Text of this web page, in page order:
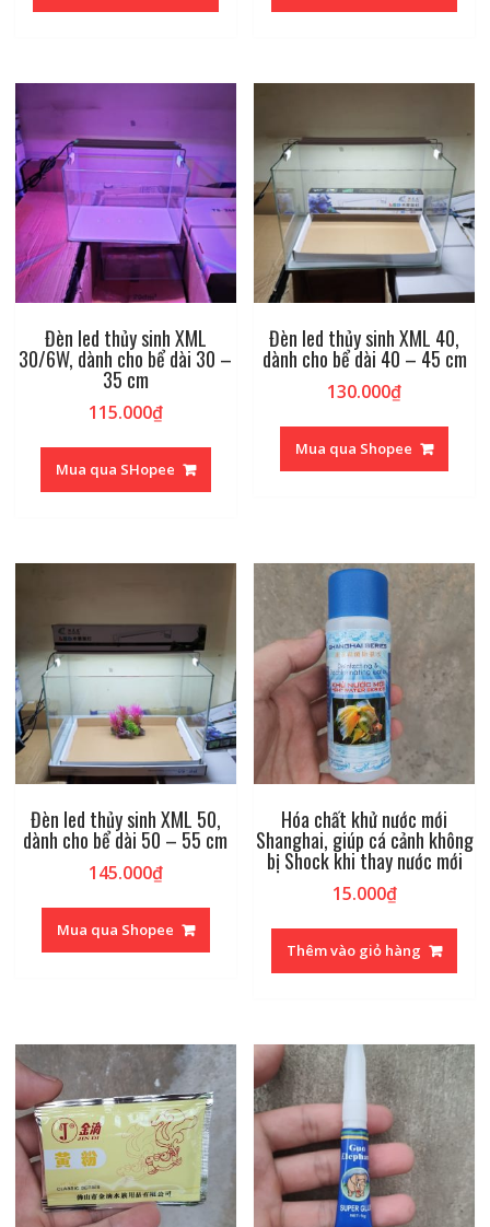
Đèn led thủy sinh XML
30/6W, dành cho bể dài 30 –
35 cm
115.000₫
Mua qua SHopee
Đèn led thủy sinh XML 40,
dành cho bể dài 40 – 45 cm
130.000₫
Mua qua Shopee
Đèn led thủy sinh XML 50,
dành cho bể dài 50 – 55 cm
145.000₫
Mua qua Shopee
Hóa chất khử nước mới
Shanghai, giúp cá cảnh không
bị Shock khi thay nước mới
15.000₫
Thêm vào giỏ hàng